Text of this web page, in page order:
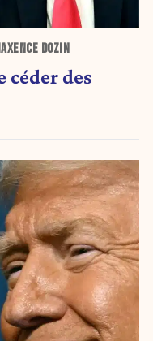
DOZIN
céder des